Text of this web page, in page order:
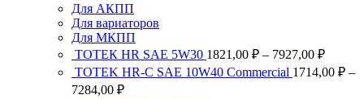
Для АКПП
Для вариаторов
Для МКПП
ТОТЕК HR SAE 5W30 1821,00 ₽ – 7927,00 ₽
цен:
TOTEK HR-C SAE 10W40 Commercial 1714,00 ₽ –
7284,00 ₽Диапазон